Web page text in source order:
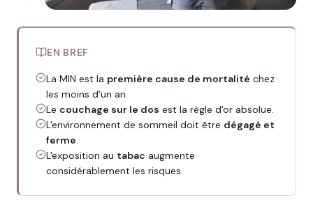
EN BREF
La MIN est la première cause de mortalité chez
les moins d'un an.
Le couchage sur le dos est la règle d'or absolue.
L'environnement de sommeil doit être dégagé et
ferme.
L'exposition au tabac augmente
considérablement les risques.